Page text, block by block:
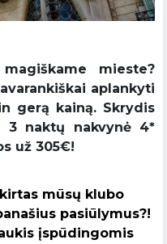
mieste?
aplankyti
gerą kainą. Skrydis
3 naktų nakvynė 4*
už 305€!
mūsų klubo
pasiūlymus?!
įspūdingomis